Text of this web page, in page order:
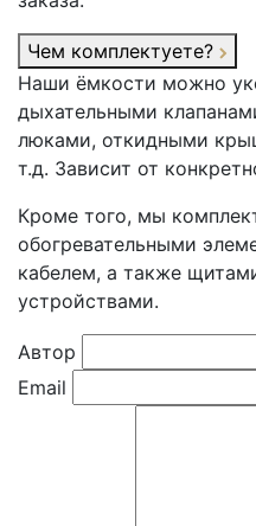
Чем комплектуете?
Наши ёмкости можно
дыхательными
люками, откидными
т.д. Зависит от
Кроме того, мы
обогревательными
кабелем, а также
устройствами.
Автор
Email